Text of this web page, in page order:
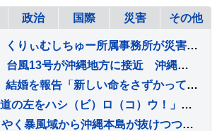
政治 国際 災害 その他
【 熊本地震 】くりぃむしちゅー所属事務所が災害義援金を寄付「現在も熊本でレギュラー番組に出演させて頂くなど、長年にわたり地元との繋がりを大切にして参りました」
きょう（8日）台風13号が沖縄地方に接近 沖縄・奄美では雨・風強まる 引き続き大雨・暴風・高潮・うねりを伴った高波などに厳重警戒必要
【 及川光博 】結婚を報告「新しい命をさずかっております」お相手は一般の方 〝今後も俳優としてミッチーとして精進〟【 コメント全文 】
「自転車は車道の左をハシ（ビ）ロ（コ）ウ！」 警視庁上野署の防犯キャラクター「ハシ防」が上野動物園で交通安全キャンペーン
台風13号ようやく暴風域から沖縄本島が抜けつつあるがこの後も猛烈な風が吹く見込み 続いて台風15号が接近中 11日ごろ本州付近に近づく予想